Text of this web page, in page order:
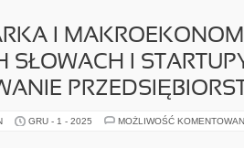
I
SŁOWACH I
GRU - 1 - 2025 MOŻLIWOŚĆ